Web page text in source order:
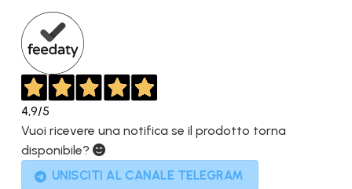
4,9/5
Vuoi ricevere una notifica se il prodotto torna
disponibile?
UNISCITI AL CANALE TELEGRAM